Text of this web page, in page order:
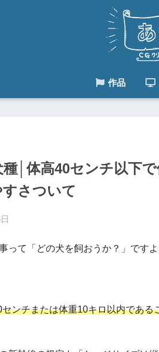
作品
│体高40センチ以下で
さついて
って「どの犬を飼おうか？」ですよ
ンチまたは体重10キロ以内である